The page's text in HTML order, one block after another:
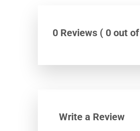
0 Reviews ( 0 out
Write a Review